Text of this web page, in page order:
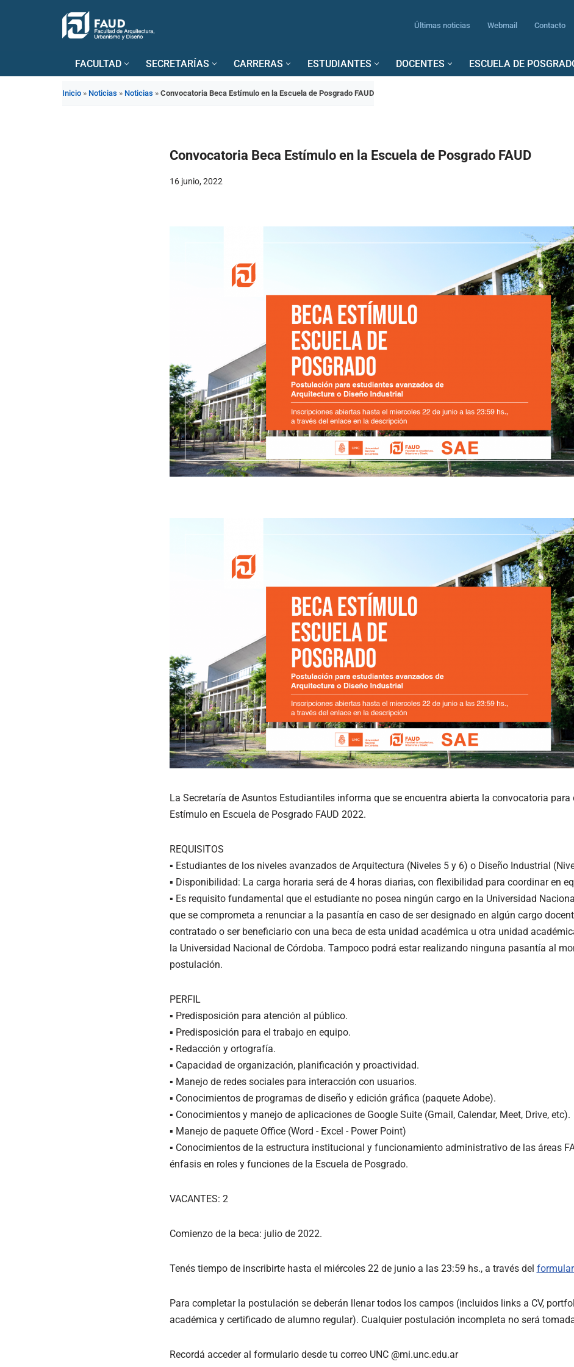
Últimas noticias Webmail Contacto
FACULTAD SECRETARÍAS CARRERAS ESTUDIANTES DOCENTES ESCUELA DE
Inicio » Noticias » Noticias » Convocatoria Beca Estímulo en la Escuela de Posgrado FAUD
Convocatoria Beca Estímulo en la Escuela de Posgrado FAUD
16 junio, 2022
La Secretaría de Asuntos Estudiantiles informa que se encuentra abierta la convocatoria para
Estímulo en Escuela de Posgrado FAUD 2022.
REQUISITOS
▪ Estudiantes de los niveles avanzados de Arquitectura (Niveles 5 y 6) o Diseño Industrial
▪ Disponibilidad: La carga horaria será de 4 horas diarias, con flexibilidad para coordinar en
▪ Es requisito fundamental que el estudiante no posea ningún cargo en la Universidad
que se comprometa a renunciar a la pasantía en caso de ser designado en algún cargo
contratado o ser beneficiario con una beca de esta unidad académica u otra unidad
la Universidad Nacional de Córdoba. Tampoco podrá estar realizando ninguna pasantía al
postulación.
PERFIL
▪ Predisposición para atención al público.
▪ Predisposición para el trabajo en equipo.
▪ Redacción y ortografía.
▪ Capacidad de organización, planificación y proactividad.
▪ Manejo de redes sociales para interacción con usuarios.
▪ Conocimientos de programas de diseño y edición gráfica (paquete Adobe).
▪ Conocimientos y manejo de aplicaciones de Google Suite (Gmail, Calendar, Meet, Drive, etc).
▪ Manejo de paquete Office (Word - Excel - Power Point)
▪ Conocimientos de la estructura institucional y funcionamiento administrativo de las áreas
énfasis en roles y funciones de la Escuela de Posgrado.
VACANTES: 2
Comienzo de la beca: julio de 2022.
Tenés tiempo de inscribirte hasta el miércoles 22 de junio a las 23:59 hs., a través del
Para completar la postulación se deberán llenar todos los campos (incluidos links a CV,
académica y certificado de alumno regular). Cualquier postulación incompleta no será
Recordá acceder al formulario desde tu correo UNC @mi.unc.edu.ar